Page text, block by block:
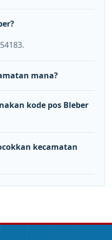
mana?
kode pos Bleber
kecamatan